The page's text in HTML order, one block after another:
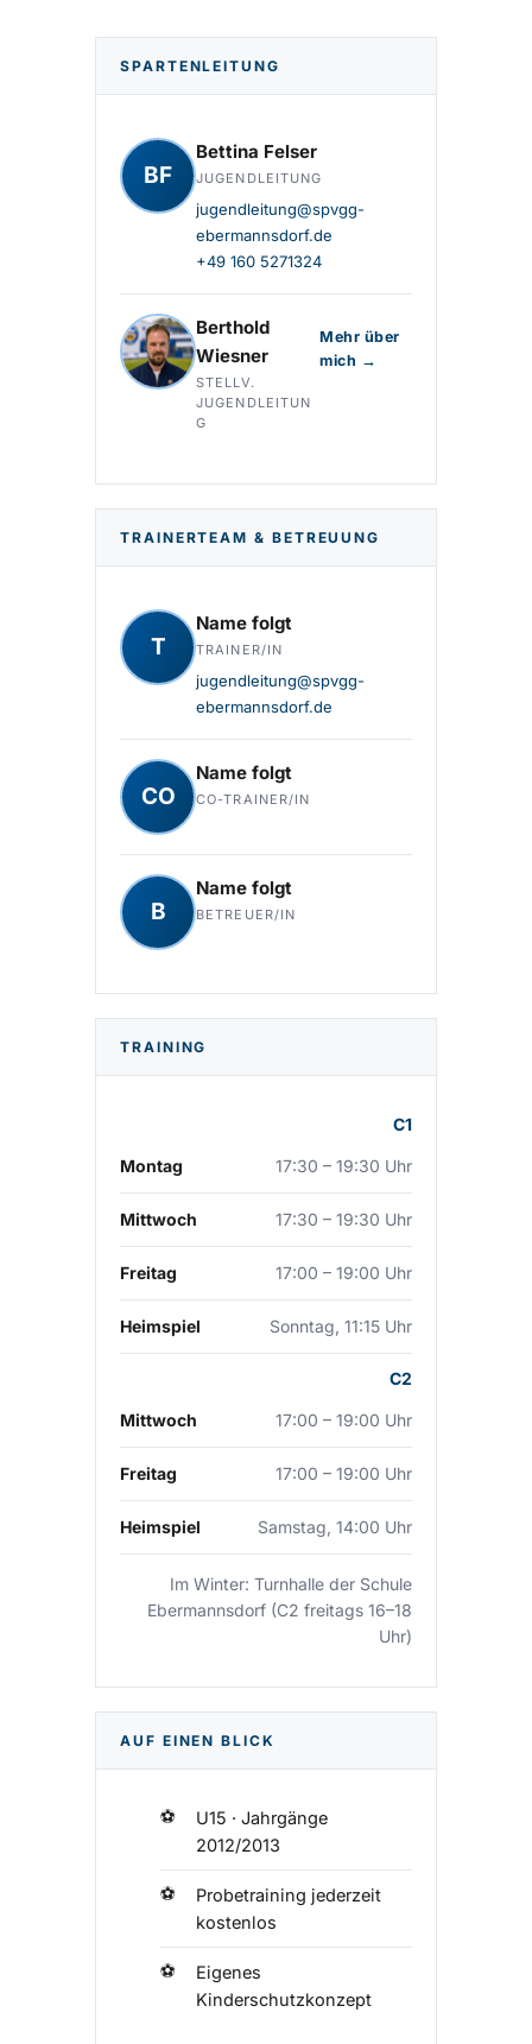
SPARTENLEITUNG
BF
Bettina Felser
JUGENDLEITUNG
jugendleitung@spvgg-
ebermannsdorf.de
+49 160 5271324
Berthold
Wiesner
STELLV.
JUGENDLEITUN
G
Mehr über
mich →
TRAINERTEAM & BETREUUNG
T
Name folgt
TRAINER/IN
jugendleitung@spvgg-
ebermannsdorf.de
CO
Name folgt
CO-TRAINER/IN
B
Name folgt
BETREUER/IN
TRAINING
C1
Montag 17:30 – 19:30 Uhr
Mittwoch 17:30 – 19:30 Uhr
Freitag 17:00 – 19:00 Uhr
Heimspiel Sonntag, 11:15 Uhr
C2
Mittwoch 17:00 – 19:00 Uhr
Freitag 17:00 – 19:00 Uhr
Heimspiel Samstag, 14:00 Uhr
Im Winter: Turnhalle der Schule
Ebermannsdorf (C2 freitags 16–18
Uhr)
AUF EINEN BLICK
U15 · Jahrgänge
2012/2013
Probetraining jederzeit
kostenlos
Eigenes
Kinderschutzkonzept